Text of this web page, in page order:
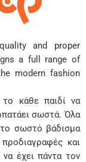
and proper
a full range of
modern fashion
κάθε παιδί να
σωστά. Όλα
σωστό βάδισμα
και
έχει πάντα τον